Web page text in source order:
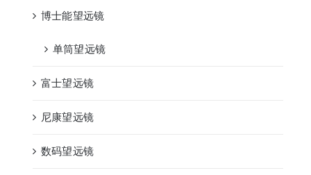
博士能望远镜
单筒望远镜
富士望远镜
尼康望远镜
数码望远镜